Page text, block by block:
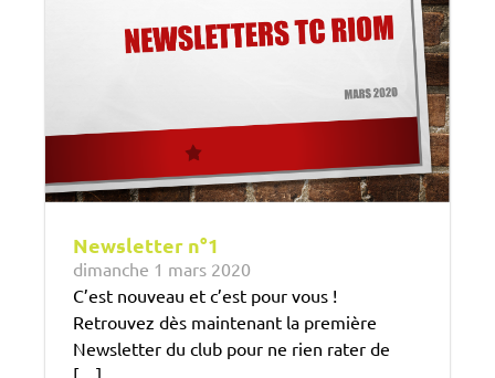
Newsletter n°1
dimanche 1 mars 2020
C’est nouveau et c’est pour vous !
Retrouvez dès maintenant la première
Newsletter du club pour ne rien rater de